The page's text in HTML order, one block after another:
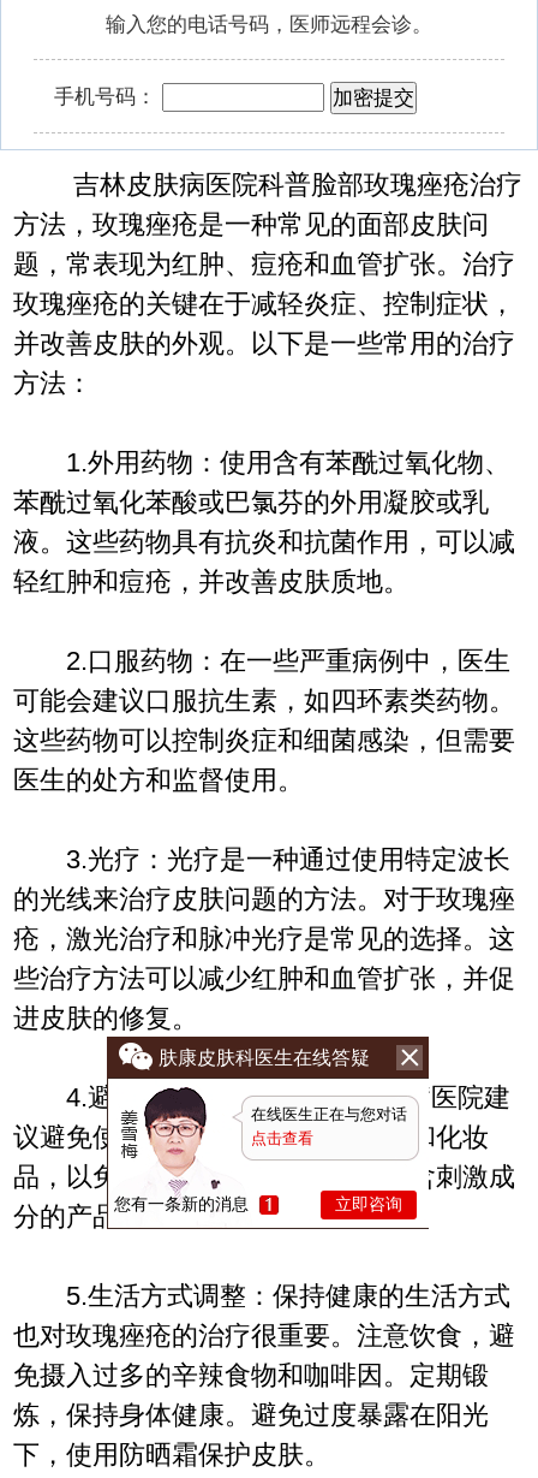
输入您的电话号码，医师远程会诊。
手机号码：
吉林皮肤病医院科普脸部玫瑰痤疮治疗
方法，玫瑰痤疮是一种常见的面部皮肤问
题，常表现为红肿、痘疮和血管扩张。治疗
玫瑰痤疮的关键在于减轻炎症、控制症状，
并改善皮肤的外观。以下是一些常用的治疗
方法：
1.外用药物：使用含有苯酰过氧化物、
苯酰过氧化苯酸或巴氯芬的外用凝胶或乳
液。这些药物具有抗炎和抗菌作用，可以减
轻红肿和痘疮，并改善皮肤质地。
2.口服药物：在一些严重病例中，医生
可能会建议口服抗生素，如四环素类药物。
这些药物可以控制炎症和细菌感染，但需要
医生的处方和监督使用。
3.光疗：光疗是一种通过使用特定波长
的光线来治疗皮肤问题的方法。对于玫瑰痤
疮，激光治疗和脉冲光疗是常见的选择。这
些治疗方法可以减少红肿和血管扩张，并促
进皮肤的修复。
4.避免刺激性物质：吉林皮肤病医院建
议避免使用刺激性的皮肤护理产品和化妆
品，以免加重症状。选择温和、不含刺激成
分的产品，并保持面部清洁。
5.生活方式调整：保持健康的生活方式
也对玫瑰痤疮的治疗很重要。注意饮食，避
免摄入过多的辛辣食物和咖啡因。定期锻
炼，保持身体健康。避免过度暴露在阳光
下，使用防晒霜保护皮肤。
肤康皮肤科医生在线答疑
在线医生正在与您对话
点击查看
您有一条新的消息 立即咨询